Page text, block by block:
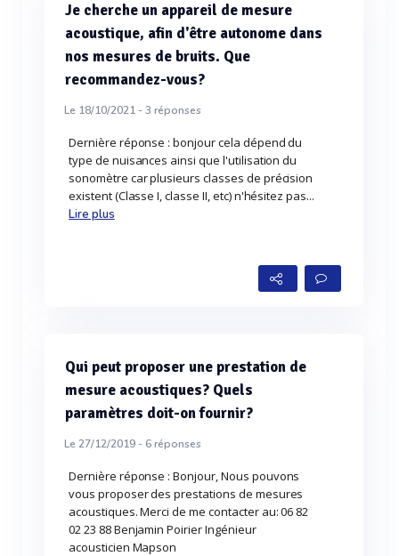
Je cherche un appareil de mesure
acoustique, afin d'être autonome dans
nos mesures de bruits. Que
recommandez-vous?
Le 18/10/2021 -3 réponses
Dernière réponse : bonjour cela dépend du
type de nuisances ainsi que l'utilisation du
sonomètre car plusieurs classes de précision
existent (Classe I, classe II, etc) n'hésitez pas...
Lire plus
Qui peut proposer une prestation de
mesure acoustiques? Quels
paramètres doit-on fournir?
Le 27/12/2019 - 6réponses
Dernière réponse : Bonjour, Nous pouvons
vous proposer des prestations de mesures
acoustiques. Merci de me contacter au: 06 82
02 23 88 Benjamin Poirier Ingénieur
acousticien Mapson